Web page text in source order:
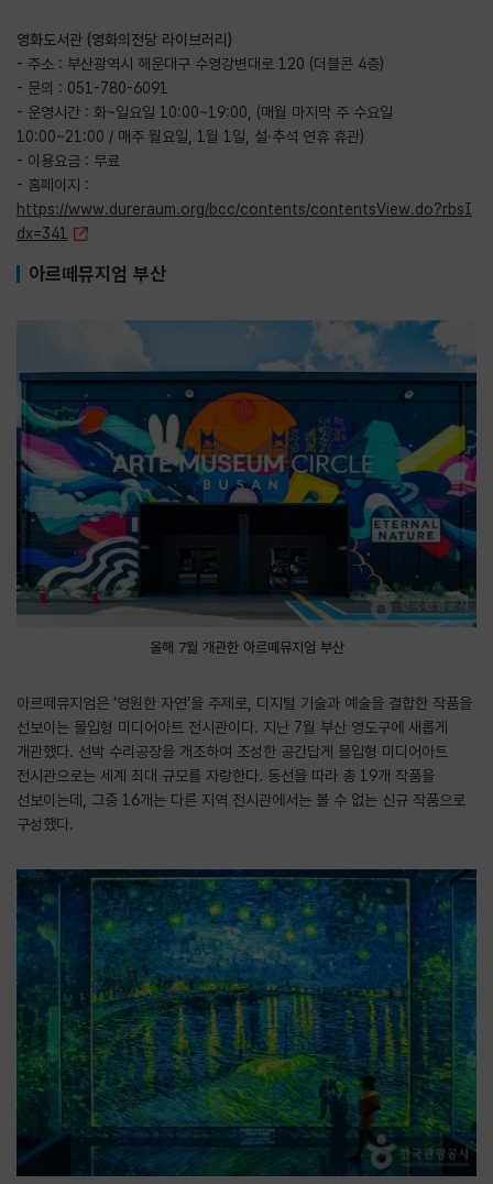
영화도서관 (영화의전당 라이브러리)
- 주소 : 부산광역시 해운대구 수영강변대로 120 (더블콘 4층)
- 문의 : 051-780-6091
- 운영시간 : 화~일요일 10:00~19:00, (매월 마지막 주 수요일
10:00~21:00 / 매주 월요일, 1월 1일, 설·추석 연휴 휴관)
- 이용요금 : 무료
- 홈페이지 :
https://www.dureraum.org/bcc/contents/contentsView.do?rbsI
dx=341
아르떼뮤지엄 부산
올해 7월 개관한 아르떼뮤지엄 부산
아르떼뮤지엄은 ‘영원한 자연’을 주제로, 디지털 기술과 예술을 결합한 작품을
선보이는 몰입형 미디어아트 전시관이다. 지난 7월 부산 영도구에 새롭게
개관했다. 선박 수리공장을 개조하여 조성한 공간답게 몰입형 미디어아트
전시관으로는 세계 최대 규모를 자랑한다. 동선을 따라 총 19개 작품을
선보이는데, 그중 16개는 다른 지역 전시관에서는 볼 수 없는 신규 작품으로
구성했다.